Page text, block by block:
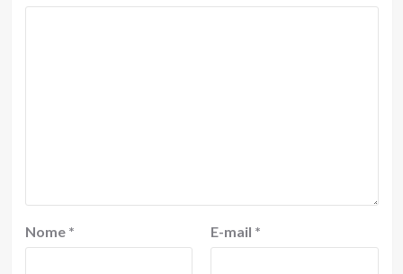
Nome * E-mail *